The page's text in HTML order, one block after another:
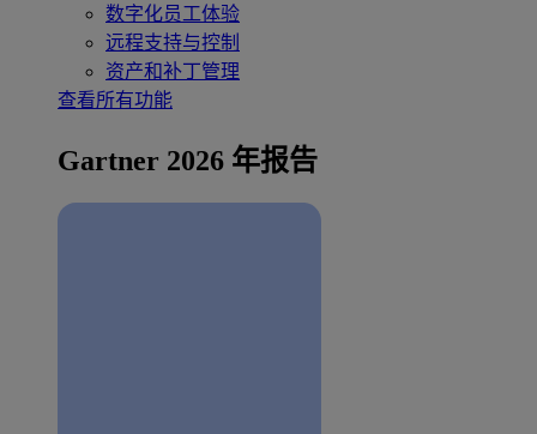
数字化员工体验
远程支持与控制
资产和补丁管理
查看所有功能
Gartner 2026 年报告